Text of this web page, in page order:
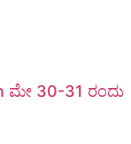
ಮೇ 30-31 ರಂದು